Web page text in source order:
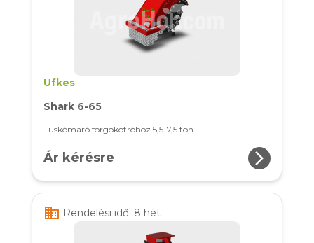
Ufkes
Shark 6-65
Tuskómaró forgókotróhoz 5,5-7,5 ton
Ár kérésre arrow_forward_ios
business Rendelési idő: 8 hét